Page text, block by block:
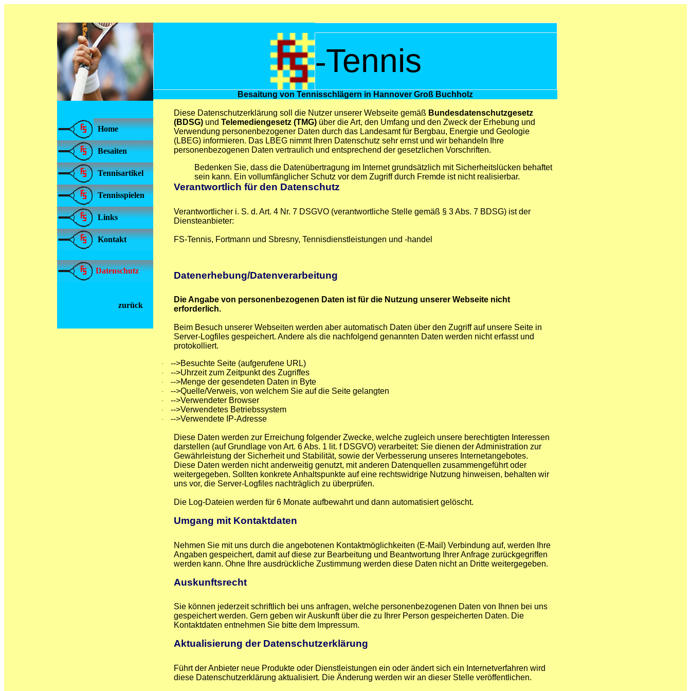
Home
Besaiten
Tennisartikel
Tennisspielen
Links
Kontakt
Datenschutz
zurück
-Tennis
Besaitung von Tennisschlägern in Hannover Groß Buchholz
Diese Datenschutzerklärung soll die Nutzer unserer Webseite gemäß Bundesdatenschutzgesetz
(BDSG) und Telemediengesetz (TMG) über die Art, den Umfang und den Zweck der Erhebung und
Verwendung personenbezogener Daten durch das Landesamt für Bergbau, Energie und Geologie
(LBEG) informieren. Das LBEG nimmt Ihren Datenschutz sehr ernst und wir behandeln Ihre
personenbezogenen Daten vertraulich und entsprechend der gesetzlichen Vorschriften.
Bedenken Sie, dass die Datenübertragung im Internet grundsätzlich mit Sicherheitslücken behaftet
sein kann. Ein vollumfänglicher Schutz vor dem Zugriff durch Fremde ist nicht realisierbar.
Verantwortlich für den Datenschutz
Verantwortlicher i. S. d. Art. 4 Nr. 7 DSGVO (verantwortliche Stelle gemäß § 3 Abs. 7 BDSG) ist der
Diensteanbieter:
FS-Tennis, Fortmann und Sbresny, Tennisdienstleistungen und -handel
Datenerhebung/Datenverarbeitung
Die Angabe von personenbezogenen Daten ist für die Nutzung unserer Webseite nicht
erforderlich.
Beim Besuch unserer Webseiten werden aber automatisch Daten über den Zugriff auf unsere Seite in
Server-Logfiles gespeichert. Andere als die nachfolgend genannten Daten werden nicht erfasst und
protokolliert.
· -->Besuchte Seite (aufgerufene URL)
· -->Uhrzeit zum Zeitpunkt des Zugriffes
· -->Menge der gesendeten Daten in Byte
· -->Quelle/Verweis, von welchem Sie auf die Seite gelangten
· -->Verwendeter Browser
· -->Verwendetes Betriebssystem
· -->Verwendete IP-Adresse
Diese Daten werden zur Erreichung folgender Zwecke, welche zugleich unsere berechtigten Interessen
darstellen (auf Grundlage von Art. 6 Abs. 1 lit. f DSGVO) verarbeitet: Sie dienen der Administration zur
Gewährleistung der Sicherheit und Stabilität, sowie der Verbesserung unseres Internetangebotes.
Diese Daten werden nicht anderweitig genutzt, mit anderen Datenquellen zusammengeführt oder
weitergegeben. Sollten konkrete Anhaltspunkte auf eine rechtswidrige Nutzung hinweisen, behalten wir
uns vor, die Server-Logfiles nachträglich zu überprüfen.
Die Log-Dateien werden für 6 Monate aufbewahrt und dann automatisiert gelöscht.
Umgang mit Kontaktdaten
Nehmen Sie mit uns durch die angebotenen Kontaktmöglichkeiten (E-Mail) Verbindung auf, werden Ihre
Angaben gespeichert, damit auf diese zur Bearbeitung und Beantwortung Ihrer Anfrage zurückgegriffen
werden kann. Ohne Ihre ausdrückliche Zustimmung werden diese Daten nicht an Dritte weitergegeben.
Auskunftsrecht
Sie können jederzeit schriftlich bei uns anfragen, welche personenbezogenen Daten von Ihnen bei uns
gespeichert werden. Gern geben wir Auskunft über die zu Ihrer Person gespeicherten Daten. Die
Kontaktdaten entnehmen Sie bitte dem Impressum.
Aktualisierung der Datenschutzerklärung
Führt der Anbieter neue Produkte oder Dienstleistungen ein oder ändert sich ein Internetverfahren wird
diese Datenschutzerklärung aktualisiert. Die Änderung werden wir an dieser Stelle veröffentlichen.